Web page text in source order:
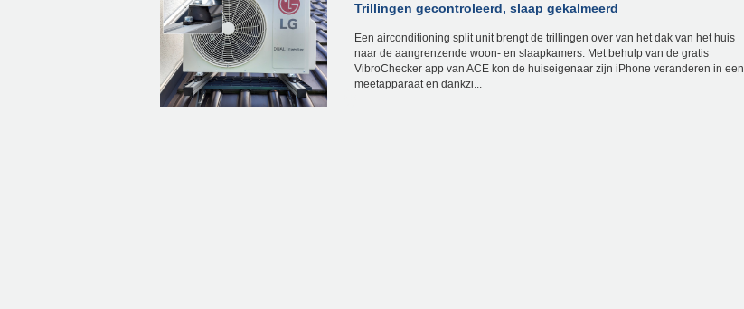
Trillingen gecontroleerd, slaap gekalmeerd
Een airconditioning split unit brengt de trillingen over van het dak van het huis
naar de aangrenzende woon- en slaapkamers. Met behulp van de gratis
VibroChecker app van ACE kon de huiseigenaar zijn iPhone veranderen in een
meetapparaat en dankzi...